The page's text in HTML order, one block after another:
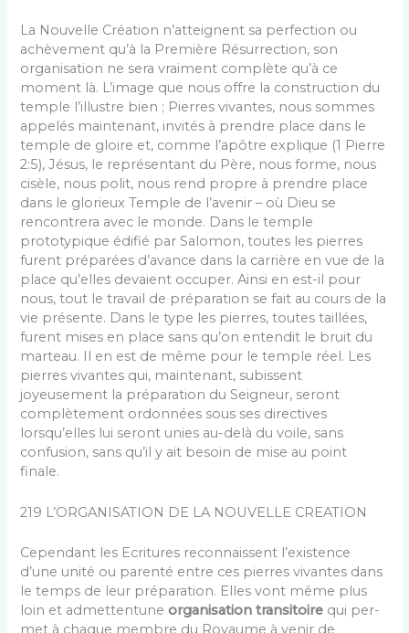
La Nouvelle Création n’atteignent sa perfection ou
achèvement qu’à la Première Résurrection, son
organisation ne sera vraiment complète qu’à ce
moment là. L’image que nous offre la construction du
temple l’illustre bien ; Pierres vivantes, nous sommes
appelés maintenant, invités à prendre place dans le
temple de gloire et, comme l’apôtre explique (1 Pierre
2:5), Jésus, le représentant du Père, nous forme, nous
cisèle, nous polit, nous rend propre à prendre place
dans le glorieux Temple de l’avenir – où Dieu se
rencontrera avec le monde. Dans le temple
prototypique édifié par Salomon, toutes les pierres
furent préparées d’avance dans la carrière en vue de la
place qu’elles devaient occuper. Ainsi en est-il pour
nous, tout le travail de préparation se fait au cours de la
vie présente. Dans le type les pierres, toutes taillées,
furent mises en place sans qu’on entendit le bruit du
marteau. Il en est de même pour le temple réel. Les
pierres vivantes qui, maintenant, subissent
joyeusement la préparation du Seigneur, seront
complètement ordonnées sous ses direc­tives
lorsqu’elles lui seront unies au-delà du voile, sans
confusion, sans qu’il y ait besoin de mise au point
finale.
219 L’ORGANISATION DE LA NOUVELLE CREATION
Cependant les Ecritures reconnaissent l’existence
d’une unité ou parenté entre ces pierres vivantes dans
le temps de leur préparation. Elles vont même plus
loin et admettentuneorganisation transitoire qui per­
met à chaque membre du Royaume à venir de